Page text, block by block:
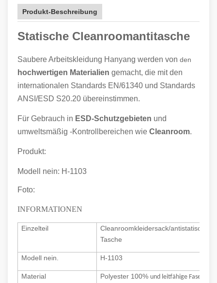
Produkt-Beschreibung
Statische Cleanroomantitasche
Saubere Arbeitskleidung Hanyang werden von den
hochwertigen Materialien gemacht, die mit den
internationalen Standards EN/61340 und Standards
ANSI/ESD S20.20 übereinstimmen.
Für Gebrauch in ESD-Schutzgebieten und
umweltsmäßig -Kontrollbereichen wie Cleanroom.
Produkt:
Modell nein: H-1103
Foto:
INFORMATIONEN
Einzelteil
Cleanroomkleidersack/antistatische
Tasche
Modell nein. H-1103
Material Polyester 100% und leitfähige Faser